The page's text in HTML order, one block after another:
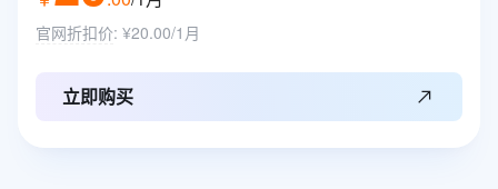
官网折扣价: ¥20.00/1月
立即购买